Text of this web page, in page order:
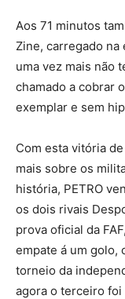
Aos 71 minutos
Zine, carregado na
uma vez mais não
chamado a cobrar
exemplar e sem
Com esta vitória
mais sobre os
história, PETRO
os dois rivais
prova oficial da
empate á um golo,
torneio da
agora o terceiro